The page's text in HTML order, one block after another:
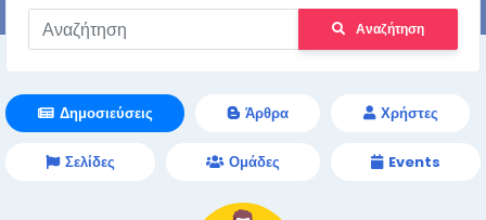
Αναζήτηση
Δημοσιεύσεις Άρθρα Χρήστες
Σελίδες Ομάδες Events